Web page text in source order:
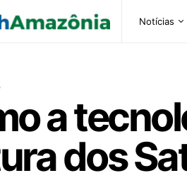
Notícias
a
dos